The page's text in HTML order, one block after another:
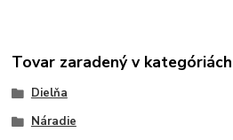
Tovar zaradený v kategóriách
Dielňa
Náradie